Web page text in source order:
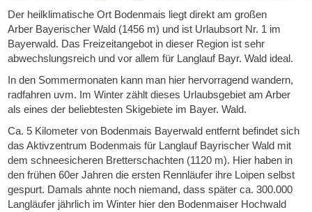
Der heilklimatische Ort Bodenmais liegt direkt am großen
Arber Bayerischer Wald (1456 m) und ist Urlaubsort Nr. 1 im
Bayerwald. Das Freizeitangebot in dieser Region ist sehr
abwechslungsreich und vor allem für Langlauf Bayr. Wald ideal.
In den Sommermonaten kann man hier hervorragend wandern,
radfahren uvm. Im Winter zählt dieses Urlaubsgebiet am Arber
als eines der beliebtesten Skigebiete im Bayer. Wald.
Ca. 5 Kilometer von Bodenmais Bayerwald entfernt befindet sich
das Aktivzentrum Bodenmais für Langlauf Bayrischer Wald mit
dem schneesicheren Bretterschachten (1120 m). Hier haben in
den frühen 60er Jahren die ersten Rennläufer ihre Loipen selbst
gespurt. Damals ahnte noch niemand, dass später ca. 300.000
Langläufer jährlich im Winter hier den Bodenmaiser Hochwald